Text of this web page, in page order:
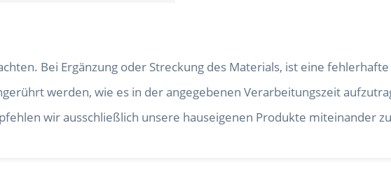
Bei Ergänzung oder Streckung des Materials, ist eine
werden, wie es in der angegebenen Verarbeitungszeit
wir ausschließlich unsere hauseigenen Produkte miteinander